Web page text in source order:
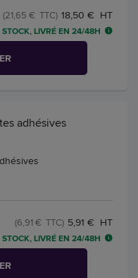
18,50 € HT
(21,65 € TTC)
STOCK, LIVRÉ EN 24/48H
adhésives
5,91 € HT
(6,91 € TTC)
STOCK, LIVRÉ EN 24/48H